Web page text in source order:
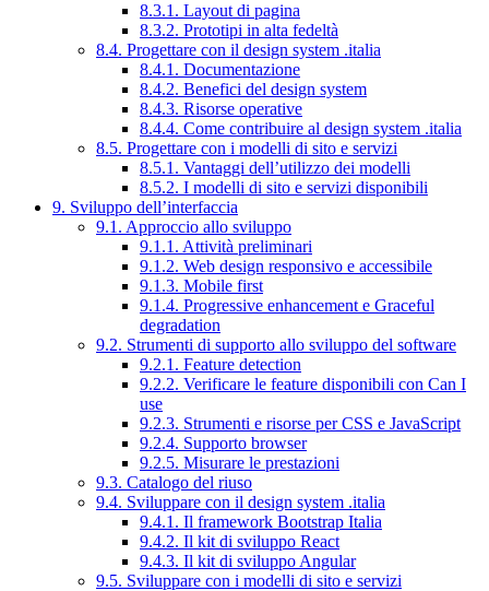
8.3.1. Layout di pagina
8.3.2. Prototipi in alta fedeltà
8.4. Progettare con il design system .italia
8.4.1. Documentazione
8.4.2. Benefici del design system
8.4.3. Risorse operative
8.4.4. Come contribuire al design system .italia
8.5. Progettare con i modelli di sito e servizi
8.5.1. Vantaggi dell’utilizzo dei modelli
8.5.2. I modelli di sito e servizi disponibili
9. Sviluppo dell’interfaccia
9.1. Approccio allo sviluppo
9.1.1. Attività preliminari
9.1.2. Web design responsivo e accessibile
9.1.3. Mobile first
9.1.4. Progressive enhancement e Graceful
degradation
9.2. Strumenti di supporto allo sviluppo del software
9.2.1. Feature detection
9.2.2. Verificare le feature disponibili con Can I
use
9.2.3. Strumenti e risorse per CSS e JavaScript
9.2.4. Supporto browser
9.2.5. Misurare le prestazioni
9.3. Catalogo del riuso
9.4. Sviluppare con il design system .italia
9.4.1. Il framework Bootstrap Italia
9.4.2. Il kit di sviluppo React
9.4.3. Il kit di sviluppo Angular
9.5. Sviluppare con i modelli di sito e servizi